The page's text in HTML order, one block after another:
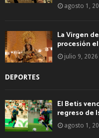
agosto 1,
La Virgen
procesión
julio 9, 2026
DEPORTES
El Betis
regreso de
agosto 1,